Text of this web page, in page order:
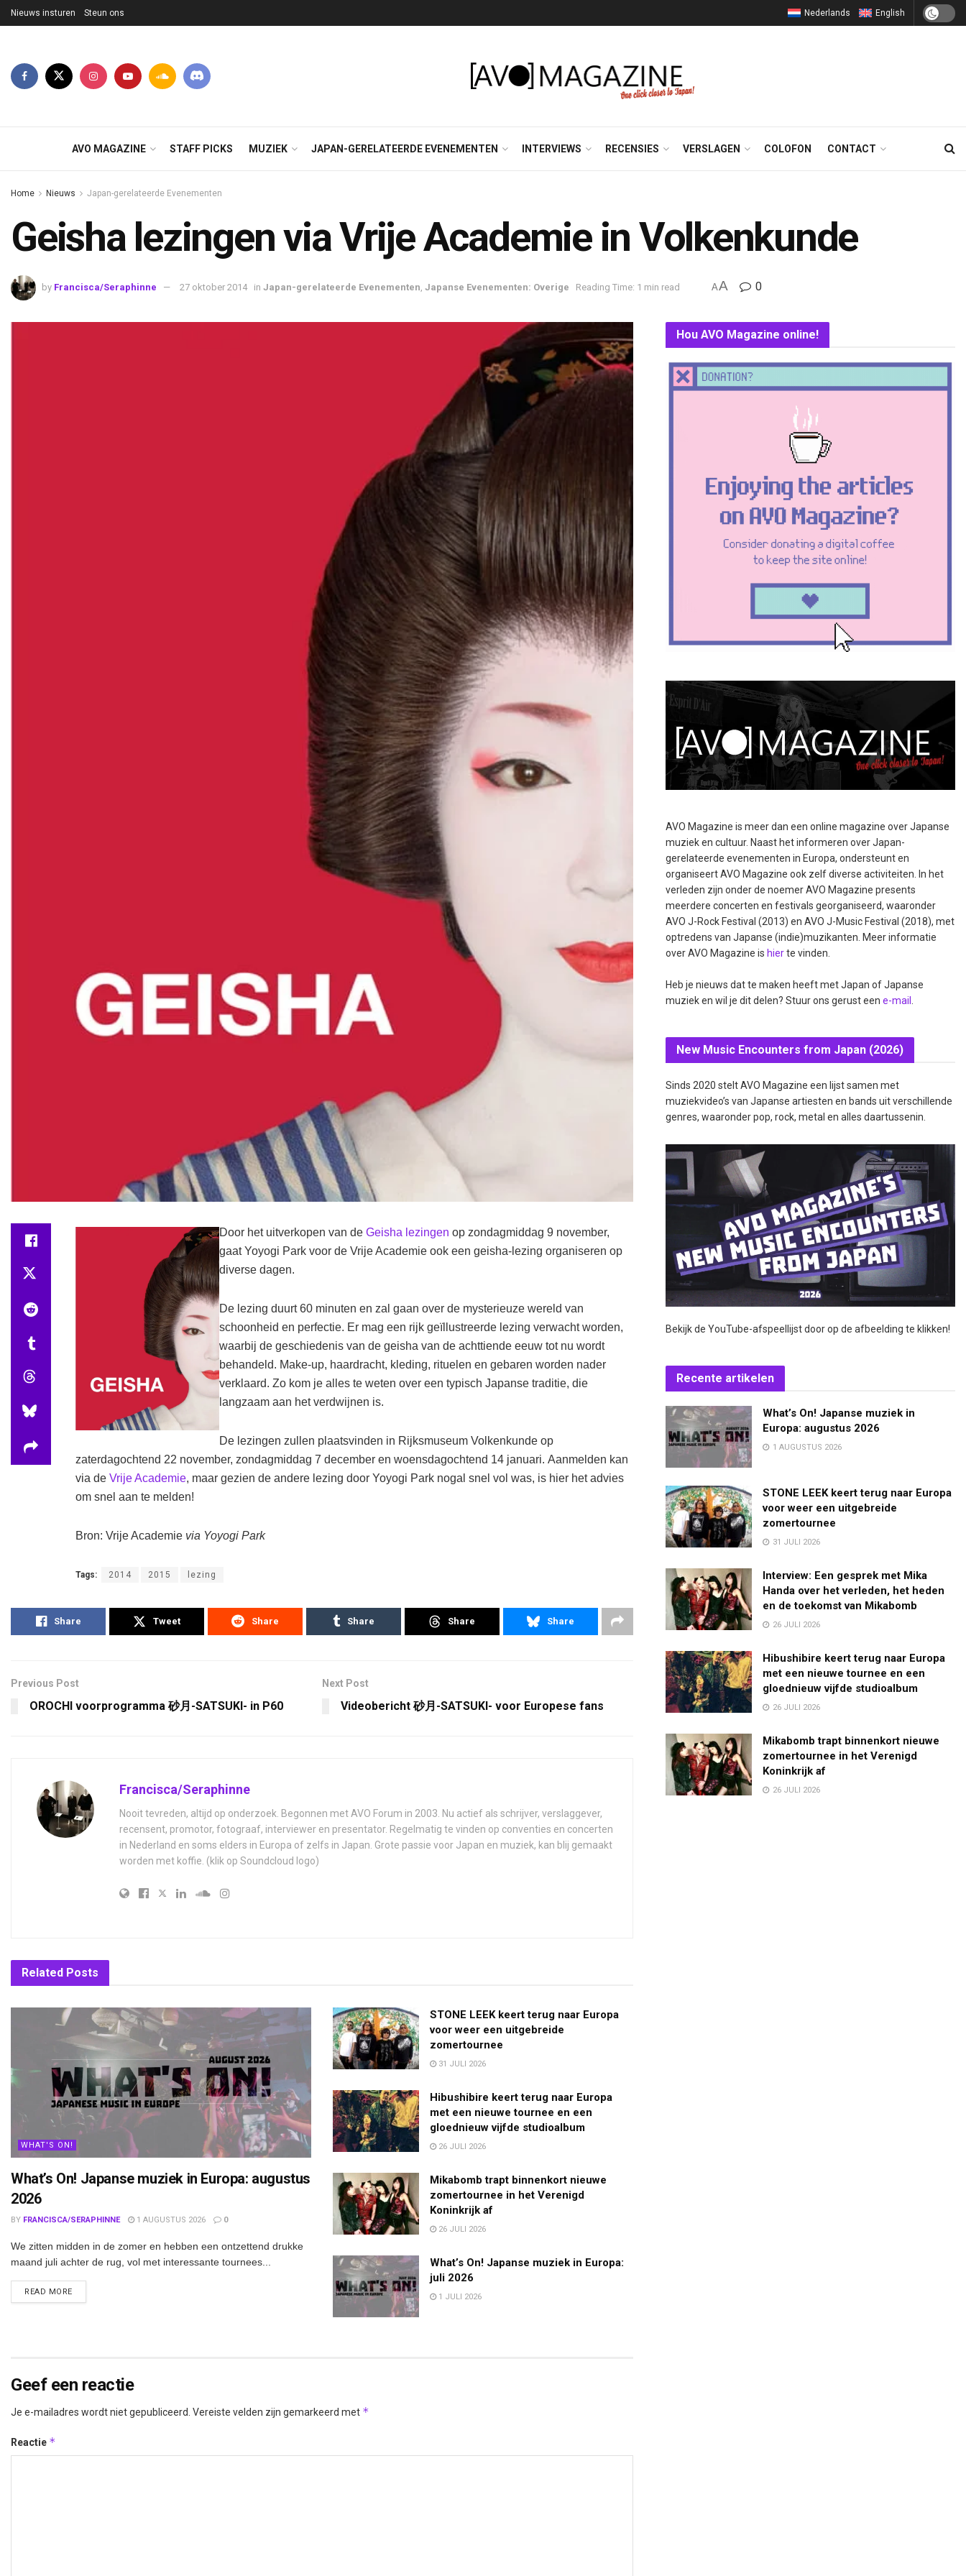
Nieuws insturen Steun ons Nederlands English
AVO MAGAZINE STAFF PICKS MUZIEK JAPAN-GERELATEERDE EVENEMENTEN INTERVIEWS RECENSIES VERSLAGEN COLOFON CONTACT
Home Nieuws Japan-gerelateerde Evenementen
Geisha lezingen via Vrije Academie in Volkenkunde
by Francisca/Seraphinne 27 oktober 2014 in Japan-gerelateerde Evenementen, Japanse Evenementen: Overige Reading Time: 1 min read AA 0
Door het uitverkopen van de Geisha lezingen op zondagmiddag 9 november,
gaat Yoyogi Park voor de Vrije Academie ook een geisha-lezing organiseren op
diverse dagen.
De lezing duurt 60 minuten en zal gaan over de mysterieuze wereld van
schoonheid en perfectie. Er mag een rijk geïllustreerde lezing verwacht worden,
waarbij de geschiedenis van de geisha van de achttiende eeuw tot nu wordt
behandeld. Make-up, haardracht, kleding, rituelen en gebaren worden nader
verklaard. Zo kom je alles te weten over een typisch Japanse traditie, die
langzaam aan het verdwijnen is.
De lezingen zullen plaatsvinden in Rijksmuseum Volkenkunde op
zaterdagochtend 22 november, zondagmiddag 7 december en woensdagochtend 14 januari. Aanmelden kan
via de Vrije Academie, maar gezien de andere lezing door Yoyogi Park nogal snel vol was, is hier het advies
om snel aan te melden!
Bron: Vrije Academie via Yoyogi Park
Tags: 2014 2015 lezing
Share Tweet Share Share Share Share
Previous Post
OROCHI voorprogramma 砂月-SATSUKI- in P60
Next Post
Videobericht 砂月-SATSUKI- voor Europese fans
Francisca/Seraphinne
Nooit tevreden, altijd op onderzoek. Begonnen met AVO Forum in 2003. Nu actief als schrijver, verslaggever,
recensent, promotor, fotograaf, interviewer en presentator. Regelmatig te vinden op conventies en concerten
in Nederland en soms elders in Europa of zelfs in Japan. Grote passie voor Japan en muziek, kan blij gemaakt
worden met koffie. (klik op Soundcloud logo)
Related Posts
WHAT'S ON!
What’s On! Japanse muziek in Europa: augustus
2026
BY FRANCISCA/SERAPHINNE 1 AUGUSTUS 2026 0
We zitten midden in de zomer en hebben een ontzettend drukke
maand juli achter de rug, vol met interessante tournees...
READ MOREDETAILS
STONE LEEK keert terug naar Europa
voor weer een uitgebreide
zomertournee
31 JULI 2026
Hibushibire keert terug naar Europa
met een nieuwe tournee en een
gloednieuw vijfde studioalbum
26 JULI 2026
Mikabomb trapt binnenkort nieuwe
zomertournee in het Verenigd
Koninkrijk af
26 JULI 2026
What’s On! Japanse muziek in Europa:
juli 2026
1 JULI 2026
Geef een reactie
Je e-mailadres wordt niet gepubliceerd. Vereiste velden zijn gemarkeerd met *
Reactie *
Hou AVO Magazine online!
AVO Magazine is meer dan een online magazine over Japanse
muziek en cultuur. Naast het informeren over Japan-
gerelateerde evenementen in Europa, ondersteunt en
organiseert AVO Magazine ook zelf diverse activiteiten. In het
verleden zijn onder de noemer AVO Magazine presents
meerdere concerten en festivals georganiseerd, waaronder
AVO J-Rock Festival (2013) en AVO J-Music Festival (2018), met
optredens van Japanse (indie)muzikanten. Meer informatie
over AVO Magazine is hierte vinden.
Heb je nieuws dat te maken heeft met Japan of Japanse
muziek en wil je dit delen? Stuur ons gerust een e-mail
New Music Encounters from Japan (2026)
Sinds 2020 stelt AVO Magazine een lijst samen met
muziekvideo’s van Japanse artiesten en bands uit verschillende
genres, waaronder pop, rock, metal en alles daartussenin.
Bekijk de YouTube-afspeellijst door op de afbeelding te klikken!
Recente artikelen
What’s On! Japanse muziek in
Europa: augustus 2026
1 AUGUSTUS 2026
STONE LEEK keert terug naar Europa
voor weer een uitgebreide
zomertournee
31 JULI 2026
Interview: Een gesprek met Mika
Handa over het verleden, het heden
en de toekomst van Mikabomb
26 JULI 2026
Hibushibire keert terug naar Europa
met een nieuwe tournee en een
gloednieuw vijfde studioalbum
26 JULI 2026
Mikabomb trapt binnenkort nieuwe
zomertournee in het Verenigd
Koninkrijk af
26 JULI 2026